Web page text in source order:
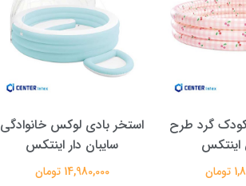
گرد طرح
اینتکس
استخر بادی لوکس خانوادگی
سایبان دار اینتکس
14,980,000 تومان